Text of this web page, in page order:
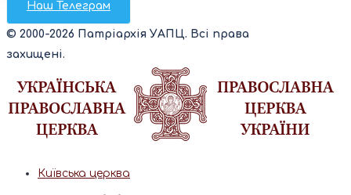
Наш Телеграм
© 2000-2026 Патріархія УАПЦ. Всі права
захищені.
Київська церква